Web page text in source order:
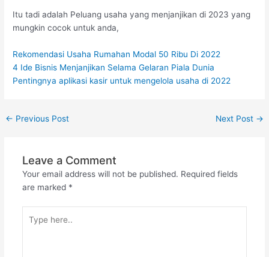
Itu tadi adalah Peluang usaha yang menjanjikan di 2023 yang
mungkin cocok untuk anda,
Rekomendasi Usaha Rumahan Modal 50 Ribu Di 2022
4 Ide Bisnis Menjanjikan Selama Gelaran Piala Dunia
Pentingnya aplikasi kasir untuk mengelola usaha di 2022
← Previous Post Next Post →
Leave a Comment
Your email address will not be published. Required fields
are marked *
here..